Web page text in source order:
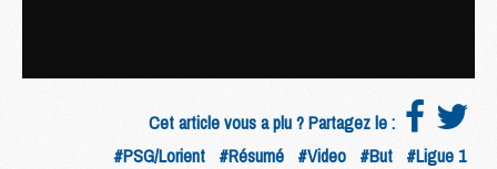
Cet article vous a plu ? Partagez le :
#PSG/Lorient #Résumé #Video #But #Ligue 1